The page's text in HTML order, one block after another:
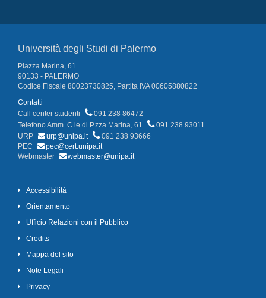
Università degli Studi di Palermo
Piazza Marina, 61
90133 - PALERMO
Codice Fiscale 80023730825, Partita IVA 00605880822
Contatti
Call center studenti
091 238 86472
Telefono Amm. C.le di P.zza Marina, 61
091 238 93011
URP
urp@unipa.it
091 238 93666
PEC
pec@cert.unipa.it
Webmaster
webmaster@unipa.it
Accessibilità
Orientamento
Ufficio Relazioni con il Pubblico
Credits
Mappa del sito
Note Legali
Privacy